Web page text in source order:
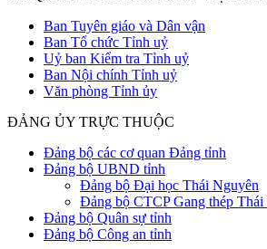
Ban Tuyên giáo và Dân vận
Ban Tổ chức Tỉnh uỷ
Uỷ ban Kiểm tra Tỉnh uỷ
Ban Nội chính Tỉnh uỷ
Văn phòng Tỉnh ủy
ĐẢNG ỦY TRỰC THUỘC
Đảng bộ các cơ quan Đảng tỉnh
Đảng bộ UBND tỉnh
Đảng bộ Đại học Thái Nguyên
Đảng bộ CTCP Gang thép Thái
Đảng bộ Quân sự tỉnh
Đảng bộ Công an tỉnh